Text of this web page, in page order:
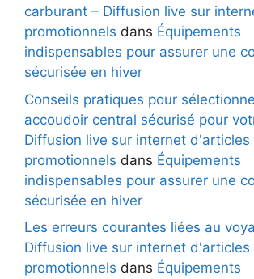
carburant – Diffusion live sur
promotionnels dans Équipements
indispensables pour assurer une
sécurisée en hiver
Conseils pratiques pour
accoudoir central sécurisé pour
Diffusion live sur internet d'articles
promotionnels dans Équipements
indispensables pour assurer une
sécurisée en hiver
Les erreurs courantes liées au
Diffusion live sur internet d'articles
promotionnels dans Équipements